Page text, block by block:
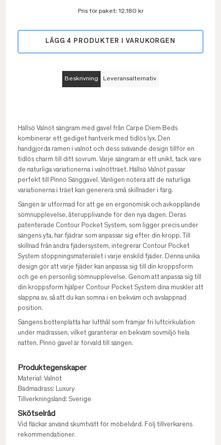
Pris för paket: 12.180 kr
LÄGG 4 PRODUKTER I VARUKORGEN
Beskrivning Leveransalternativ
Hällsö Valnöt sängram med gavel från Carpe Diem Beds
kombinerar ett gediget hantverk med tidlös lyx. Den
handgjorda ramen i valnöt och dess svävande design tillför en
tidlös charm till ditt sovrum. Varje sängram är ett unikt, tack vare
de naturliga variationerna i valnötträet. Hällsö Valnöt passar
perfekt till Pinnö Sänggavel. Vänligen notera att de naturliga
variationerna i träet kan generera små skillnader i färg.
Sängen är utformad för att ge en ergonomisk och avkopplande
sömnupplevelse, återupplivande för den nya dagen. Deras
patenterade Contour Pocket System, som ligger precis under
sängens yta, har fjädrar som anpassar sig efter din kropp. Till
skillnad från andra fjädersystem, integrerar Contour Pocket
System stoppningsmaterialet i varje enskild fjäder. Denna unika
design gör att varje fjäder kan anpassa sig till din kroppsform
och ge en personlig sömnupplevelse. Genom att anpassa sig till
din kroppsform hjälper Contour Pocket System dina muskler att
slappna av, så att du kan somna i en bekväm och avslappnad
position.
Sängens bottenplatta har lufthål som främjar fri luftcirkulation
under madrassen, vilket garanterar en bekväm sovmiljö hela
natten. Pinnö gavel är förvald till sängen.
Produktegenskaper
Material: Valnöt
Bädmadrass: Luxury
Tillverkningsland: Sverige
Skötselråd
Vid fläckar använd skumtvätt för möbelvård. Följ tillverkarens
rekommendationer.